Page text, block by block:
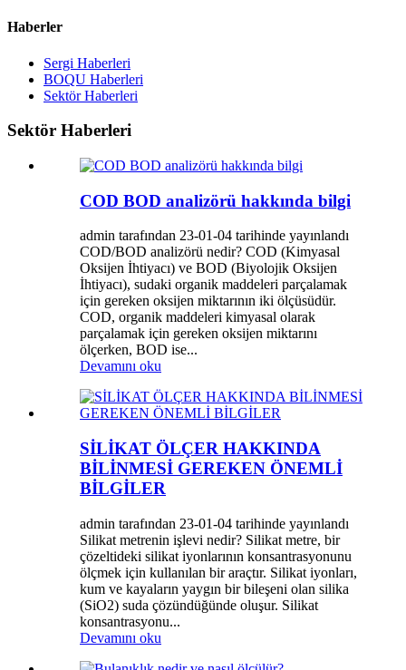
Haberler
Sergi Haberleri
BOQU Haberleri
Sektör Haberleri
Sektör Haberleri
COD BOD analizörü hakkında bilgi
admin tarafından 23-01-04 tarihinde yayınlandı
COD/BOD analizörü nedir? COD (Kimyasal
Oksijen İhtiyacı) ve BOD (Biyolojik Oksijen
İhtiyacı), sudaki organik maddeleri parçalamak
için gereken oksijen miktarının iki ölçüsüdür.
COD, organik maddeleri kimyasal olarak
parçalamak için gereken oksijen miktarını
ölçerken, BOD ise...
Devamını oku
SİLİKAT ÖLÇER HAKKINDA
BİLİNMESİ GEREKEN ÖNEMLİ
BİLGİLER
admin tarafından 23-01-04 tarihinde yayınlandı
Silikat metrenin işlevi nedir? Silikat metre, bir
çözeltideki silikat iyonlarının konsantrasyonunu
ölçmek için kullanılan bir araçtır. Silikat iyonları,
kum ve kayaların yaygın bir bileşeni olan silika
(SiO2) suda çözündüğünde oluşur. Silikat
konsantrasyonu...
Devamını oku